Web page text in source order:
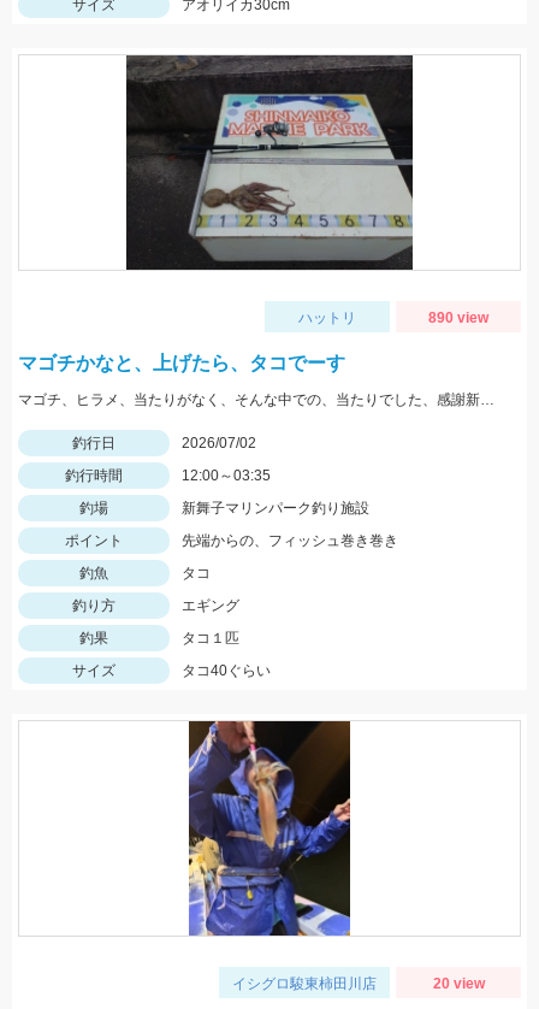
サイズ
アオリイカ30cm
ハットリ 890 view
マゴチかなと、上げたら、タコでーす
マゴチ、ヒラメ、当たりがなく、そんな中での、当たりでした、感謝新舞子様
釣行日
2026/07/02
釣行時間
12:00～03:35
釣場
新舞子マリンパーク釣り施設
ポイント
先端からの、フィッシュ巻き巻き
釣魚
タコ
釣り方
エギング
釣果
タコ１匹
サイズ
タコ40ぐらい
イシグロ駿東柿田川店 20 view